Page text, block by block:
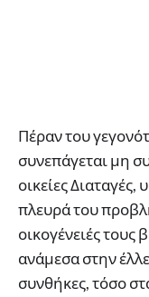
Πέραν του
συνεπάγεται μη
οικείες
πλευρά του
οικογένειές τους
ανάμεσα στην
συνθήκες, τόσο